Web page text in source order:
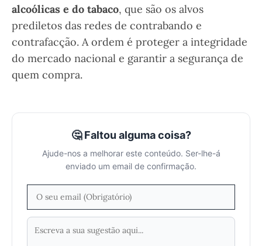
alcoólicas e do tabaco, que são os alvos
prediletos das redes de contrabando e
contrafacção. A ordem é proteger a integridade
do mercado nacional e garantir a segurança de
quem compra.
🤔 Faltou alguma coisa?
Ajude-nos a melhorar este conteúdo. Ser-lhe-á
enviado um email de confirmação.